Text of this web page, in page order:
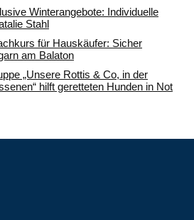
Winterangebote: Individuelle
Stahl
für Hauskäufer: Sicher
am Balaton
„Unsere Rottis & Co, in der
hilft geretteten Hunden in Not